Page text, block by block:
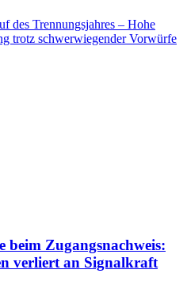
des Trennungsjahres – Hohe
trotz schwerwiegender Vorwürfe
beim Zugangsnachweis:
verliert an Signalkraft